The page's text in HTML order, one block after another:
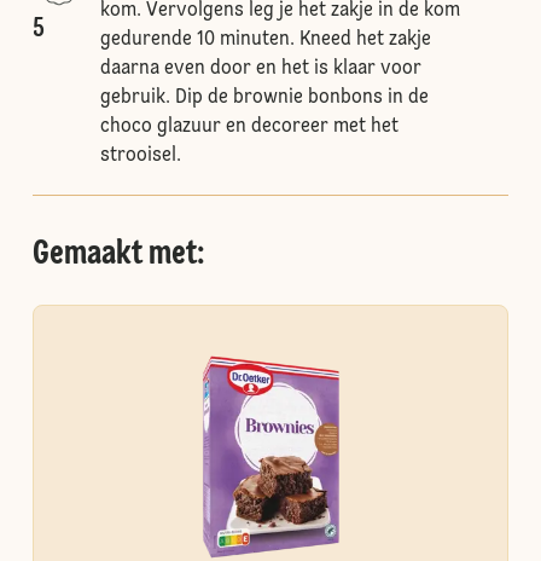
5
kom. Vervolgens leg je het zakje in de kom
gedurende 10 minuten. Kneed het zakje
daarna even door en het is klaar voor
gebruik. Dip de brownie bonbons in de
choco glazuur en decoreer met het
strooisel.
Gemaakt met: